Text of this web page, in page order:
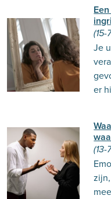
(15-
Je
er
(13-